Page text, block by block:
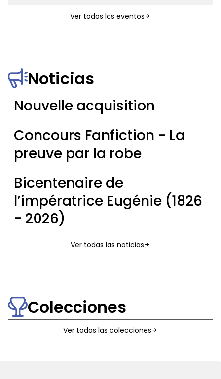
Ver todos los eventos
Noticias
Nouvelle acquisition
acquisition
Concours Fanfiction - La
preuve par la robe
Fanfiction
La
preuve
Bicentenaire de
l’impératrice Eugénie (1826
- 2026)
-
2026)
Ver todas las noticias
Colecciones
hippomobiles
Vues d'intérieur
Ver todas las colecciones